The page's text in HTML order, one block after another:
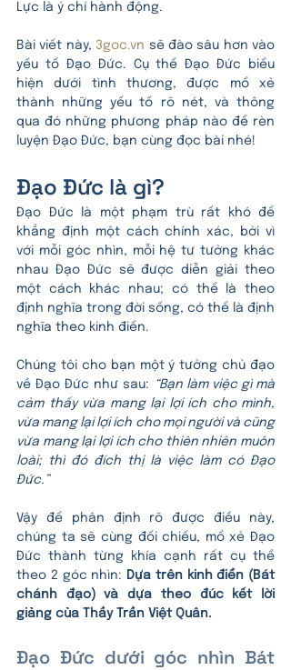
Lực là ý chí hành động.
Bài viết này, 3goc.vn sẽ đào sâu hơn vào
yếu tố Đạo Đức. Cụ thể Đạo Đức biểu
hiện dưới tình thương, được mổ xẻ
thành những yếu tố rõ nét, và thông
qua đó những phương pháp nào để rèn
luyện Đạo Đức, bạn cùng đọc bài nhé!
Đạo Đức là gì?
Đạo Đức là một phạm trù rất khó để
khẳng định một cách chính xác, bởi vì
với mỗi góc nhìn, mỗi hệ tư tưởng khác
nhau Đạo Đức sẽ được diễn giải theo
một cách khác nhau; có thể là theo
định nghĩa trong đời sống, có thể là định
nghĩa theo kinh điển.
Chúng tôi cho bạn một ý tưởng chủ đạo
về Đạo Đức như sau:
“Bạn làm việc gì mà
cảm thấy vừa mang lại lợi ích cho mình,
vừa mang lại lợi ích cho mọi người và cũng
vừa mang lại lợi ích cho thiên nhiên muôn
loài; thì đó đích thị là việc làm có Đạo
Đức.”
Vậy để phân định rõ được điều này,
chúng ta sẽ cùng đối chiếu, mổ xẻ Đạo
Đức thành từng khía cạnh rất cụ thể
theo 2 góc nhìn: Dựa trên kinh điển (Bát
chánh đạo) và dựa theo đúc kết lời
giảng của Thầy Trần Việt Quân.
Đạo Đức dưới góc nhìn Bát